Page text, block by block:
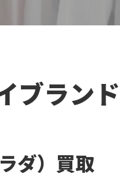
ブラン
ダ）買取